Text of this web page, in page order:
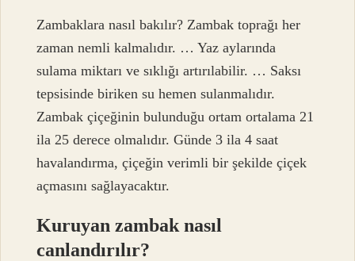
Zambaklara nasıl bakılır? Zambak toprağı her
zaman nemli kalmalıdır. … Yaz aylarında
sulama miktarı ve sıklığı artırılabilir. … Saksı
tepsisinde biriken su hemen sulanmalıdır.
Zambak çiçeğinin bulunduğu ortam ortalama 21
ila 25 derece olmalıdır. Günde 3 ila 4 saat
havalandırma, çiçeğin verimli bir şekilde çiçek
açmasını sağlayacaktır.
Kuruyan zambak nasıl
canlandırılır?